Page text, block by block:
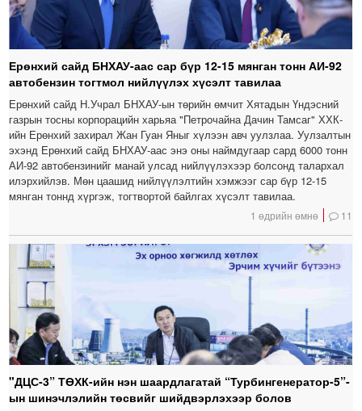
Ерөнхий сайд БНХАУ-аас сар бүр 12-15 мянган тонн АИ-92
автобензин тогтмол нийлүүлэх хүсэлт тавилаа
Ерөнхий сайд Н.Учрал БНХАУ-ын төрийн өмчит Хятадын Үндэсний
газрын тосны корпорацийн харьяа "Петрочайна Дачин Тамсаг" ХХК-
ийн Ерөнхий захирал Жан Гуан Яныг хүлээн авч уулзлаа. Уулзалтын
эхэнд Ерөнхий сайд БНХАУ-аас энэ оны наймдугаар сард 6000 тонн
АИ-92 автобензинийг манай улсад нийлүүлэхээр болсонд талархал
илэрхийлэв. Мөн цаашид нийлүүлэлтийн хэмжээг сар бүр 12-15
мянган тоннд хүргэж, тогтвортой байлгах хүсэлт тавилаа.
1 өдрийн өмнө 11
"ДЦС-3” ТӨХК-ийн нэн шаардлагатай “Турбингенератор-5”-
ын шинэчлэлийн төсвийг шийдвэрлэхээр болов